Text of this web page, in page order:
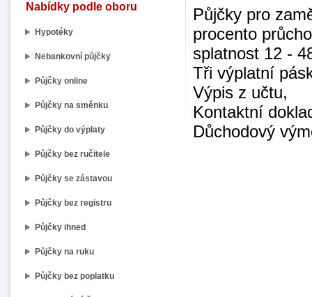
Nabídky podle oboru
Hypotéky
Nebankovní půjčky
Půjčky online
Půjčky na směnku
Půjčky do výplaty
Půjčky bez ručitele
Půjčky se zástavou
Půjčky bez registru
Půjčky ihned
Půjčky na ruku
Půjčky bez poplatku
Půjčky pro
procento
splatnost 12 -
Tři výplatní
Výpis z učtu,
Kontaktní
Důchodový